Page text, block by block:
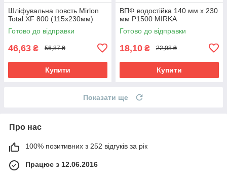
Шліфувальна повсть Mirlon
Total XF 800 (115х230мм)
Готово до відправки
46,63 ₴ 56,87 ₴
Купити
ВПФ водостійка 140 мм x 230
мм Р1500 MIRKA
Готово до відправки
18,10 ₴ 22,08 ₴
Купити
Показати ще
Про нас
100% позитивних з 252 відгуків за рік
Працює з 12.06.2016